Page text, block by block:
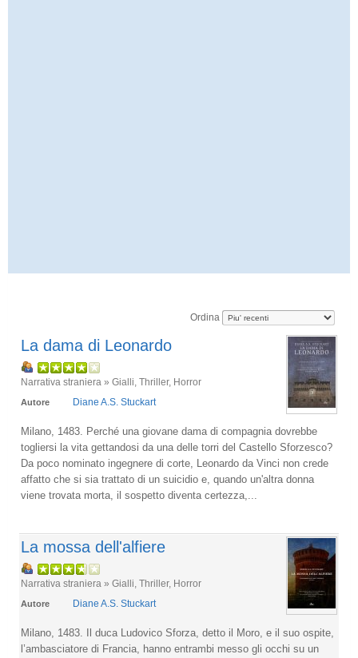
Ordina
La dama di Leonardo
Narrativa straniera » Gialli, Thriller, Horror
Autore Diane A.S. Stuckart
Milano, 1483. Perché una giovane dama di compagnia dovrebbe
togliersi la vita gettandosi da una delle torri del Castello Sforzesco?
Da poco nominato ingegnere di corte, Leonardo da Vinci non crede
affatto che si sia trattato di un suicidio e, quando un'altra donna
viene trovata morta, il sospetto diventa certezza,...
La mossa dell'alfiere
Narrativa straniera » Gialli, Thriller, Horror
Autore Diane A.S. Stuckart
Milano, 1483. Il duca Ludovico Sforza, detto il Moro, e il suo ospite,
l’ambasciatore di Francia, hanno entrambi messo gli occhi su un